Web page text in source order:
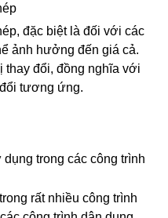
đặc biệt là đối với các
ảnh hưởng đến giá cả.
thay đổi, đồng nghĩa với
tương ứng.
trong các công trình
rất nhiều công trình